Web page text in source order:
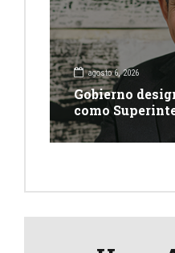
agosto 6, 2026
Gobierno
como